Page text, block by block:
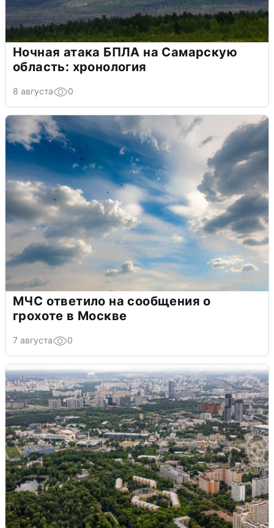
Ночная атака БПЛА на Самарскую
область: хронология
8 августа 0
МЧС ответило на сообщения о
грохоте в Москве
7 августа 0